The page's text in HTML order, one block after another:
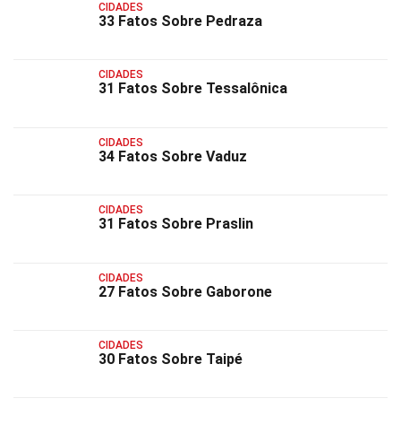
CIDADES
33 Fatos Sobre Pedraza
CIDADES
31 Fatos Sobre Tessalônica
CIDADES
34 Fatos Sobre Vaduz
CIDADES
31 Fatos Sobre Praslin
CIDADES
27 Fatos Sobre Gaborone
CIDADES
30 Fatos Sobre Taipé